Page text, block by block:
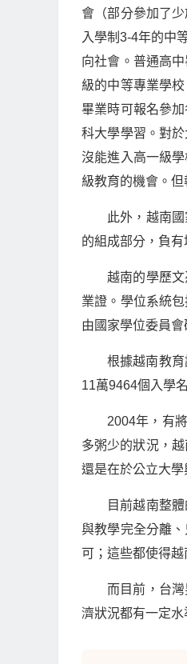
會（部分參加了
入學制3-4年的中
向社會。普通高
級的中等專業學
畢業時可報名參
科大學學習。對
沒能進入高一級
級教育的機會。
此外，越南
的組成部分，負
越南的學歷
業證。學位系統
由國家學位委員
根據越南教
11萬9464個入學
2004年，有
多粥少的狀況，
還是在於公立大學
目前越南整
與教學完全分離
可；這些都使得
而目前，台
濟狀況都有一定